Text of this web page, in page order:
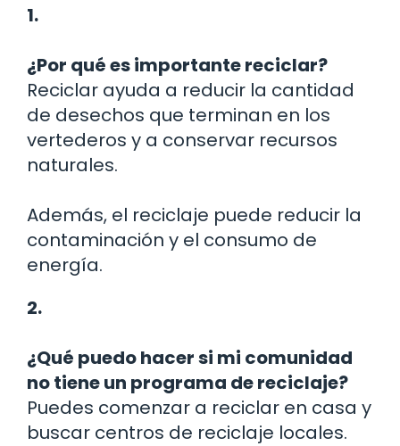
1.
¿Por qué es importante reciclar?
Reciclar ayuda a reducir la cantidad
de desechos que terminan en los
vertederos y a conservar recursos
naturales.
Además, el reciclaje puede reducir la
contaminación y el consumo de
energía.
2.
¿Qué puedo hacer si mi comunidad
no tiene un programa de reciclaje?
Puedes comenzar a reciclar en casa y
buscar centros de reciclaje locales.